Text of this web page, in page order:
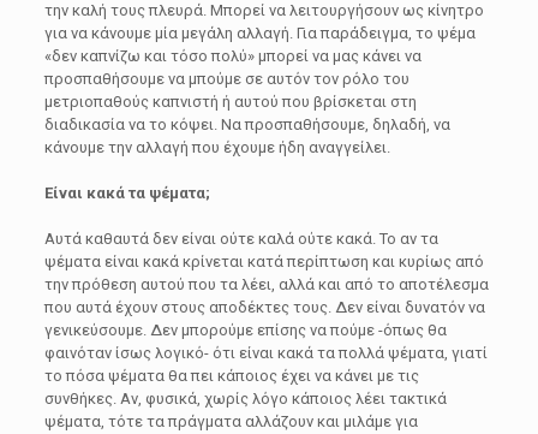
την καλή τους πλευρά. Μπορεί να λειτουργήσουν ως κίνητρο
για να κάνουμε μία μεγάλη αλλαγή. Για παράδειγμα, το ψέμα
«δεν καπνίζω και τόσο πολύ» μπορεί να μας κάνει να
προσπαθήσουμε να μπούμε σε αυτόν τον ρόλο του
μετριοπαθούς καπνιστή ή αυτού που βρίσκεται στη
διαδικασία να το κόψει. Να προσπαθήσουμε, δηλαδή, να
κάνουμε την αλλαγή που έχουμε ήδη αναγγείλει.
Είναι κακά τα ψέματα;
Αυτά καθαυτά δεν είναι ούτε καλά ούτε κακά. Το αν τα
ψέματα είναι κακά κρίνεται κατά περίπτωση και κυρίως από
την πρόθεση αυτού που τα λέει, αλλά και από το αποτέλεσμα
που αυτά έχουν στους αποδέκτες τους. Δεν είναι δυνατόν να
γενικεύσουμε. Δεν μπορούμε επίσης να πούμε -όπως θα
φαινόταν ίσως λογικό- ότι είναι κακά τα πολλά ψέματα, γιατί
το πόσα ψέματα θα πει κάποιος έχει να κάνει με τις
συνθήκες. Αν, φυσικά, χωρίς λόγο κάποιος λέει τακτικά
ψέματα, τότε τα πράγματα αλλάζουν και μιλάμε για